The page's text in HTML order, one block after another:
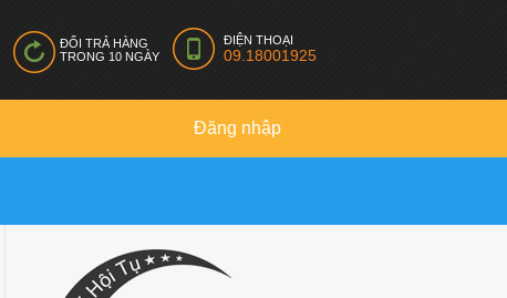
ĐỔI TRẢ HÀNG
TRONG 10 NGÀY
ĐIỆN THOẠI
09.18001925
Đăng nhập